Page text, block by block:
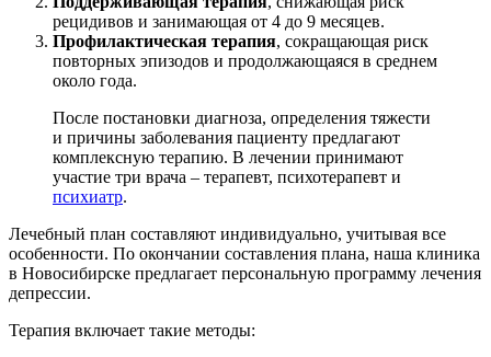
рецидивов и занимающая от 4 до 9 месяцев.
Профилактическая терапия, сокращающая риск
повторных эпизодов и продолжающаяся в среднем
около года.
После постановки диагноза, определения тяжести
и причины заболевания пациенту предлагают
комплексную терапию. В лечении принимают
участие три врача – терапевт, психотерапевт и
психиатр.
Лечебный план составляют индивидуально, учитывая все
особенности. По окончании составления плана, наша клиника
в Новосибирске предлагает персональную программу лечения
депрессии.
Терапия включает такие методы: